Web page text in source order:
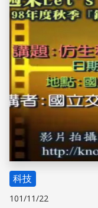
科技
101/11/22